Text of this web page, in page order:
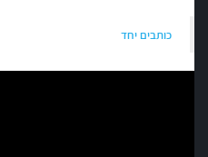
כותבים יחד